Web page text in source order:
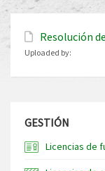
Resolución
Uploaded by:
GESTIÓN
Licencias de